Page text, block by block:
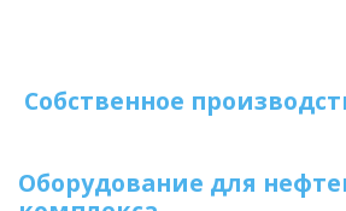
Собственное
Оборудование для